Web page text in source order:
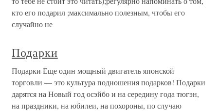
кто его подарил ;максимально полезным, чтобы его
случайно не
Подарки
Подарки Еще один мощный двигатель японской
торговли — это культура подношения подарков! Подарки
дарятся на Новый год осэйбо и на середину года тюгэн,
на праздники, на юбилеи, на похороны, по случаю